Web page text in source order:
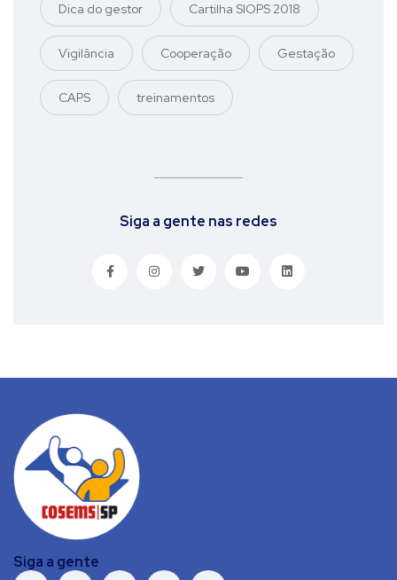
Dica do gestor Cartilha SIOPS 2018
Vigilância Cooperação Gestação
CAPS treinamentos
Siga a gente nas redes
Siga a gente